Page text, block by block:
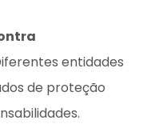
entidades
de proteção